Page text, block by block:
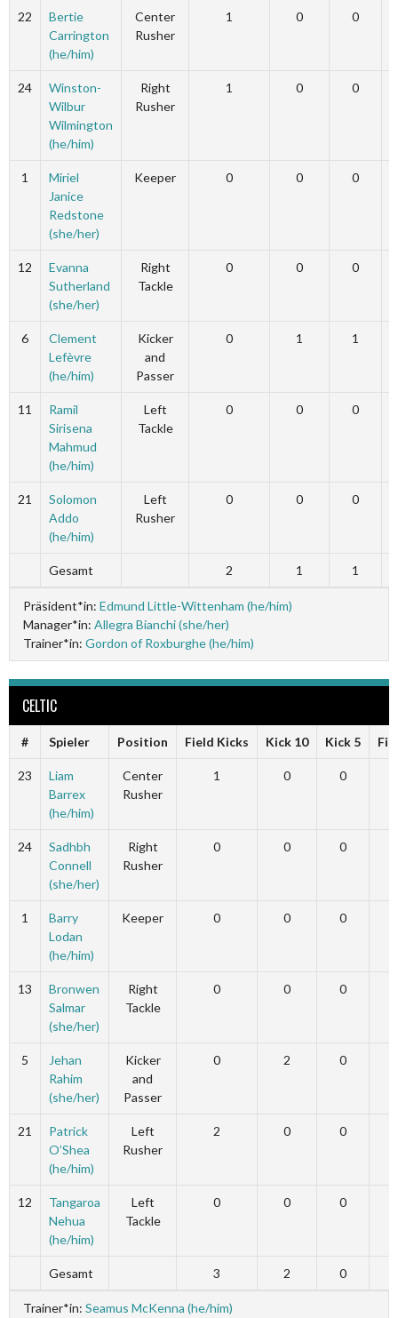
22
Bertie
Carrington
(he/him)
Center
Rusher
1 0 0
24
Winston-
Wilbur
Wilmington
(he/him)
Right
Rusher
1 0 0
1
Miriel
Janice
Redstone
(she/her)
Keeper 0 0 0
12
Evanna
Sutherland
(she/her)
Right
Tackle
0 0 0
6
Clement
Lefèvre
(he/him)
Kicker
and
Passer
0 1 1
11
Ramil
Sirisena
Mahmud
(he/him)
Left
Tackle
0 0 0
21
Solomon
Addo
(he/him)
Left
Rusher
0 0 0
Gesamt 2 1 1
Präsident*in: Edmund Little-Wittenham (he/him)
Manager*in: Allegra Bianchi (she/her)
Trainer*in: Gordon of Roxburghe (he/him)
CELTIC
# Spieler Position Field Kicks Kick 10 Kick 5
23
Liam
Barrex
(he/him)
Center
Rusher
1 0 0
24
Sadhbh
Connell
(she/her)
Right
Rusher
0 0 0
1
Barry
Lodan
(he/him)
Keeper 0 0 0
13
Bronwen
Salmar
(she/her)
Right
Tackle
0 0 0
5
Jehan
Rahim
(she/her)
Kicker
and
Passer
0 2 0
21
Patrick
O’Shea
(he/him)
Left
Rusher
2 0 0
12
Tangaroa
Nehua
(he/him)
Left
Tackle
0 0 0
Gesamt 3 2 0
Trainer*in: Seamus McKenna (he/him)